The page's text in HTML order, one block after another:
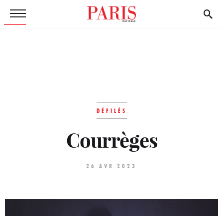
DÉFILÉS
Courrèges
26 AVR 2023